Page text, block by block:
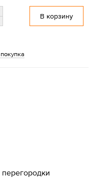
В корзину